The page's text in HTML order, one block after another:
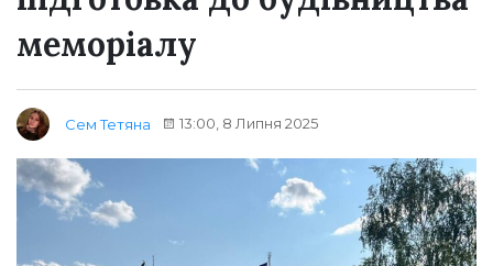
меморіалу
Сем Тетяна 13:00, 8 Липня 2025